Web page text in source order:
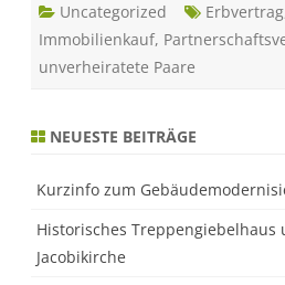
Uncategorized Erbvertrag
Immobilienkauf,
unverheiratete Paare
NEUESTE BEITRÄGE
Kurzinfo zum
Historisches
Jacobikirche